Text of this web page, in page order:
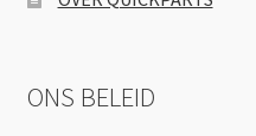
ONS BELEID